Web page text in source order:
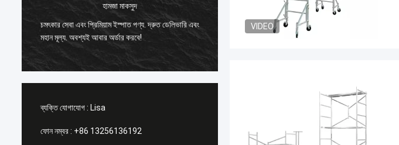
হামজা মাকসুদ
চমৎকার সেবা এবং প্রিমিয়াম ইস্পাত পণ্য. দ্রুত ডেলিভারি এবং
মহান মূল্য. অবশ্যই আবার অর্ডার করবে!
ডায়ানা কোস্টা
ইস্পাতের শক্তি এবং সমাপ্তি দ্বারা মুগ্ধ। আমাদের শিল্প
প্রকল্পের জন্য নিখুঁত। দুর্দান্ত গ্রাহক সমর্থনও!
ব্যক্তি যোগাযোগ : Lisa
ফোন নম্বর : +86 13256136192
VIDEO